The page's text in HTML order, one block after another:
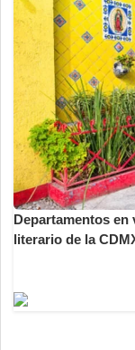
Departamentos en
literario de la